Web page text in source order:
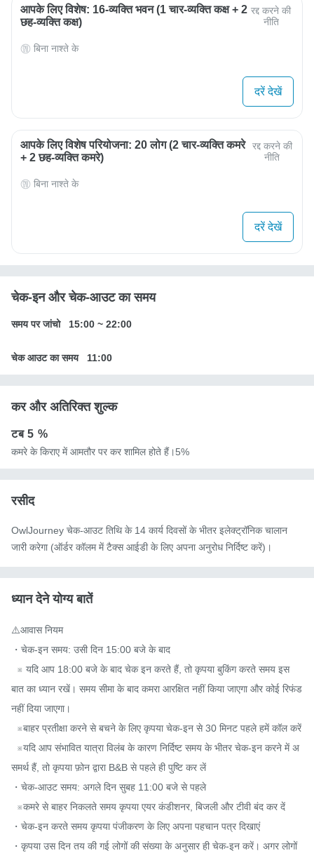
आपके लिए विशेष: 16-व्यक्ति भवन (1 चार-व्यक्ति कक्ष + 2
छह-व्यक्ति कक्ष)
रद्द करने की
नीति
बिना नाश्ते के
दरें देखें
आपके लिए विशेष परियोजना: 20 लोग (2 चार-व्यक्ति कमरे
+ 2 छह-व्यक्ति कमरे)
रद्द करने की
नीति
बिना नाश्ते के
दरें देखें
चेक-इन और चेक-आउट का समय
समय पर जांचो 15:00 ~ 22:00
चेक आउट का समय 11:00
कर और अतिरिक्त शुल्क
टब5 %
कमरे के किराए में आमतौर पर कर शामिल होते हैं।5%
रसीद
OwlJourney चेक-आउट तिथि के 14 कार्य दिवसों के भीतर इलेक्ट्रॉनिक चालान
जारी करेगा (ऑर्डर कॉलम में टैक्स आईडी के लिए अपना अनुरोध निर्दिष्ट करें)।
ध्यान देने योग्य बातें
⚠️आवास नियम
・चेक-इन समय: उसी दिन 15:00 बजे के बाद
बात का ध्यान रखें। समय सीमा के बाद कमरा आरक्षित नहीं किया जाएगा और कोई रिफंड
नहीं दिया जाएगा।
समर्थ हैं, तो कृपया फ़ोन द्वारा B&B से पहले ही पुष्टि कर लें
・चेक-आउट समय: अगले दिन सुबह 11:00 बजे से पहले
・चेक-इन करते समय कृपया पंजीकरण के लिए अपना पहचान पत्र दिखाएं
・कृपया उस दिन तय की गई लोगों की संख्या के अनुसार ही चेक-इन करें। अगर लोगों